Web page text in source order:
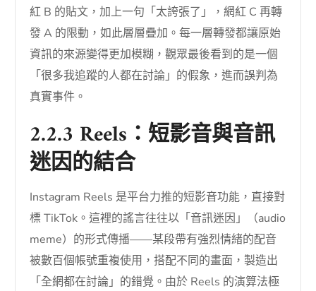
紅 B 的貼文，加上一句「太誇張了」，網紅 C 再轉
發 A 的限動，如此層層疊加。每一層轉發都讓原始
資訊的來源變得更加模糊，觀眾最後看到的是一個
「很多我追蹤的人都在討論」的假象，進而誤判為
真實事件。
2.2.3 Reels：短影音與音訊
迷因的結合
Instagram Reels 是平台力推的短影音功能，直接對
標 TikTok。這裡的謠言往往以「音訊迷因」（audio
meme）的形式傳播——某段帶有強烈情緒的配音
被數百個帳號重複使用，搭配不同的畫面，製造出
「全網都在討論」的錯覺。由於 Reels 的演算法極